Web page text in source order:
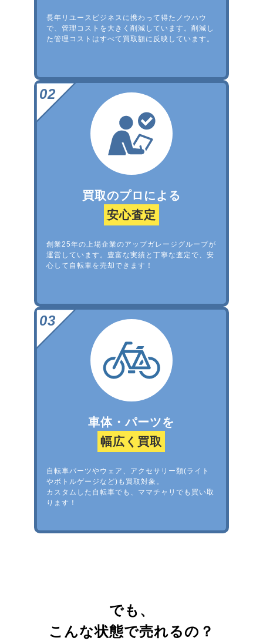
長年リユースビジネスに携わって得たノウハウ
で、管理コストを大きく削減しています。削減し
た管理コストはすべて買取額に反映しています。
買取のプロによる
安心査定
創業25年の上場企業のアップガレージグループが
運営しています。豊富な実績と丁寧な査定で、安
心して自転車を売却できます！
車体・パーツを
幅広く買取
自転車パーツやウェア、アクセサリー類(ライト
やボトルゲージなど)も買取対象。
カスタムした自転車でも、ママチャリでも買い取
ります！
でも、
こんな状態で売れるの？